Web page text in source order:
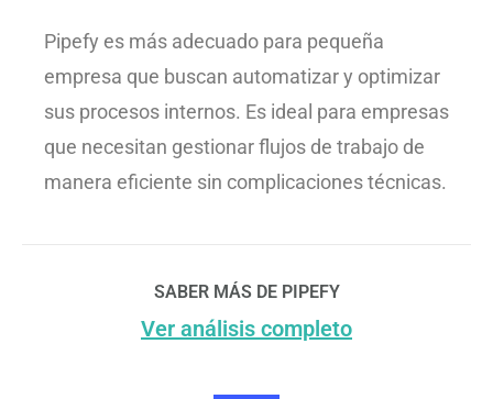
Pipefy es más adecuado para pequeña
empresa que buscan automatizar y optimizar
sus procesos internos. Es ideal para empresas
que necesitan gestionar flujos de trabajo de
manera eficiente sin complicaciones técnicas.
SABER MÁS DE PIPEFY
Ver análisis completo